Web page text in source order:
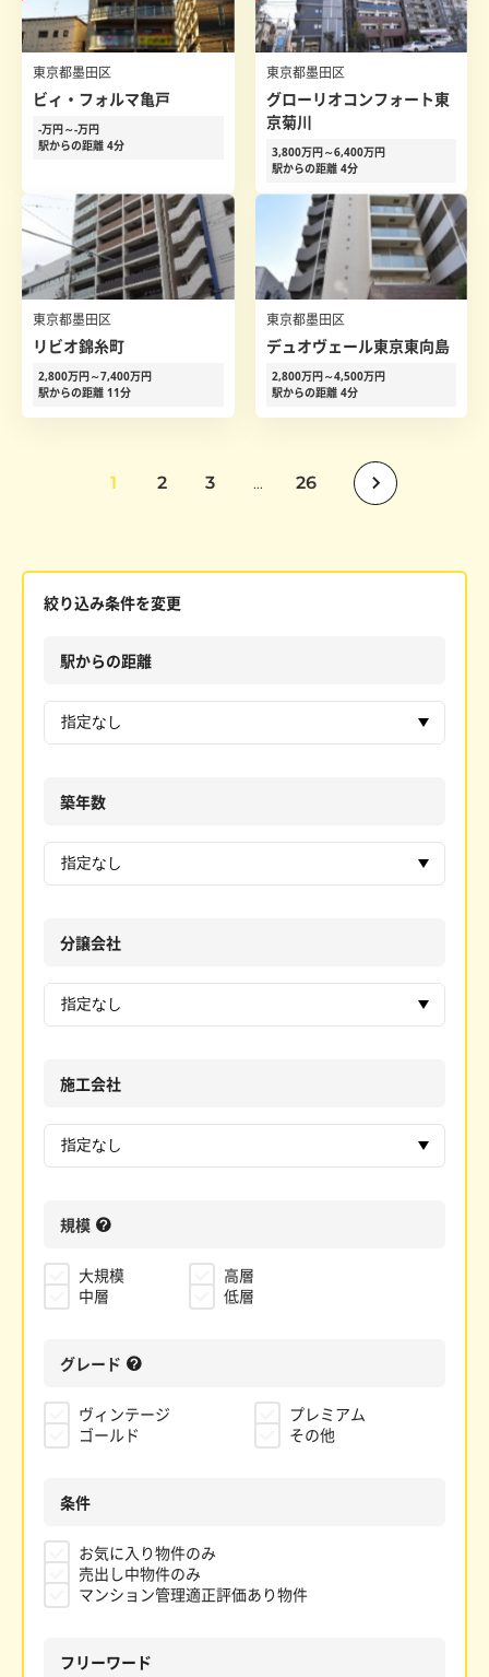
東京都墨田区
ビィ・フォルマ亀戸
-万円～-万円
駅からの距離 4分
東京都墨田区
グローリオコンフォート東
京菊川
3,800万円～6,400万円
駅からの距離 4分
東京都墨田区
リビオ錦糸町
2,800万円～7,400万円
駅からの距離 11分
東京都墨田区
デュオヴェール東京東向島
2,800万円～4,500万円
駅からの距離 4分
1 2 3 ... 26
絞り込み条件を変更
駅からの距離
築年数
分譲会社
施工会社
規模
大規模
高層
中層
低層
グレード
ヴィンテージ
プレミアム
ゴールド
その他
条件
お気に入り物件のみ
売出し中物件のみ
マンション管理適正評価あり物件
フリーワード